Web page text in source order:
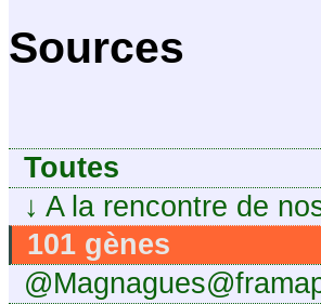
Sources
Toutes
↓ A la rencontre de
101 gènes